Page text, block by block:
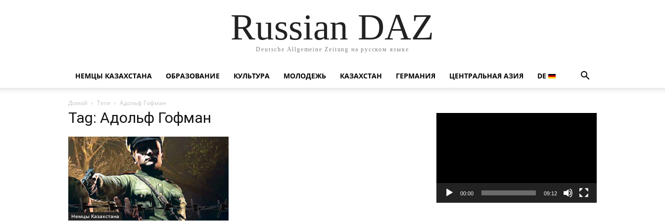
Russian DAZ
Deutsche Allgemeine Zeitung на русском языке
НЕМЦЫ КАЗАХСТАНА ОБРАЗОВАНИЕ КУЛЬТУРА МОЛОДЕЖЬ КАЗАХСТАН ГЕРМАНИЯ ЦЕНТРАЛЬНАЯ АЗИЯ DE
Домой Теги Адольф Гофман
Tag: Адольф Гофман
Немцы Казахстана
00:00 09:12